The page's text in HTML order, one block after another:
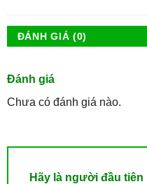
ĐÁNH GIÁ (0)
Đánh giá
Chưa có đánh giá nào.
Hãy là người đầu